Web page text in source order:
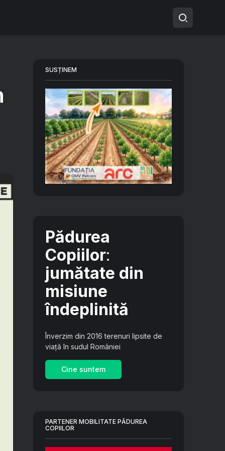
SUSȚINEM
Pădurea
Copiilor:
jumătate din
misiune
îndeplinită
Înverzim din 2016 terenuri lipsite de
viață în sudul României
Cine suntem
PARTENER MOBILITATE PĂDUREA
COPIILOR